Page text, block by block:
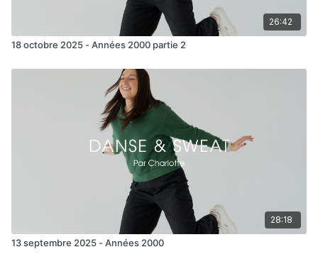
26:42
18 octobre 2025 - Années 2000 partie 2
28:18
13 septembre 2025 - Années 2000